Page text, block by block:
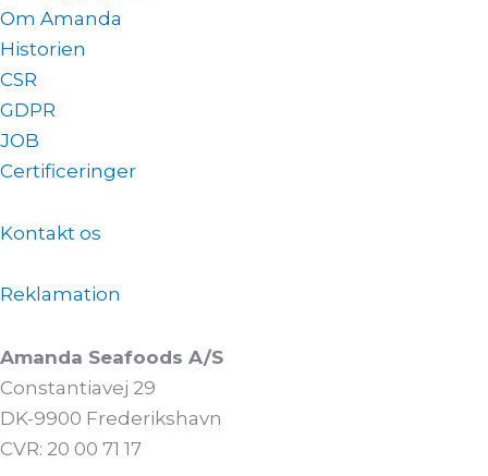
Om Amanda
Historien
CSR
GDPR
JOB
Certificeringer
Kontakt os
Reklamation
Amanda Seafoods A/S
Constantiavej 29
DK-9900 Frederikshavn
CVR: 20 00 71 17